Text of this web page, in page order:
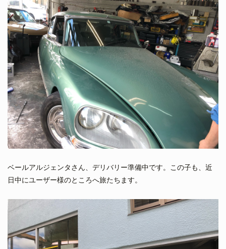
ベールアルジェンタさん、デリバリー準備中です。この子も、近
日中にユーザー様のところへ旅たちます。